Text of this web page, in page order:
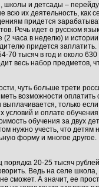
школы и детсады –
их деятельность, как
придется
Речь идет о русском
(2 часа в неделю) и
придется
70 тысяч в год и около 630
весь набор предметов,
чуть больше трети
возможности
только
и оплате
обучения за двух
нужно учесть, что детям
форму и многое другое.
20-25 тысяч
Ведь на селе школа,
сможет. А значит, ее